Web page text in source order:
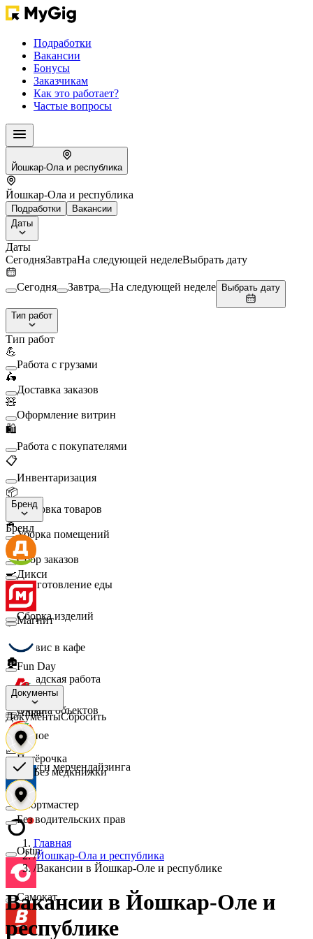
Подработки
Вакансии
Бонусы
Заказчикам
Как это работает?
Частые вопросы
Йошкар-Ола и республика
Йошкар-Ола и республика
Подработки
Вакансии
Даты
Даты
СегодняЗавтраНа следующей неделеВыбрать дату
Сегодня Завтра На следующей неделе Выбрать дату
Тип работ
Тип работ
💪
Работа с грузами
🛵
Доставка заказов
🧸
Оформление витрин
🛍️
Работа с покупателями
📋
Инвентаризация
📦
Упаковка товаров
🧹
Уборка помещений
🛒
Сбор заказов
🍳
Приготовление еды
🛠️
Сборка изделий
☕
Сервис в кафе
🏚️
Складская работа
🛡️
Охрана объектов
🔎
Разное
📈
Услуги мерчендайзинга
Бренд
Бренд
Дикси
Магнит
Fun Day
Ашан
Пятёрочка
Спортмастер
Ostin
Самокат
Документы
ДокументыСбросить
Без медкнижки
Без водительских прав
Главная
/Йошкар-Ола и республика
/Вакансии в Йошкар-Оле и республике
Вакансии в Йошкар-Оле и
республике